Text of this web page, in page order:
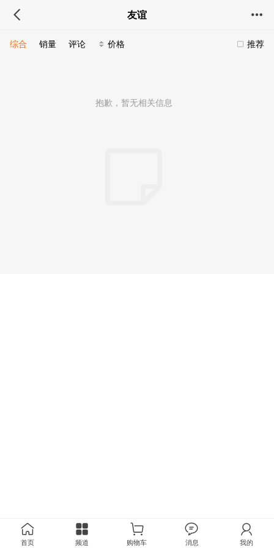
友谊
推荐
综合 销量 评论 价格
抱歉，暂无相关信息
首页 频道 购物车 消息 我的